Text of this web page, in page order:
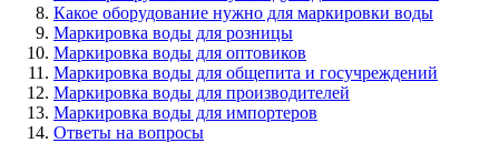
Какое оборудование нужно для маркировки воды
Маркировка воды для розницы
Маркировка воды для оптовиков
Маркировка воды для общепита и госучреждений
Маркировка воды для производителей
Маркировка воды для импортеров
Ответы на вопросы